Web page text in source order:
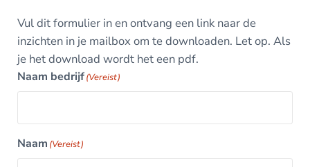
Vul dit formulier in en ontvang een link naar de
inzichten in je mailbox om te downloaden. Let op. Als
je het download wordt het een pdf.
Naam bedrijf(Vereist)
Naam (Vereist)